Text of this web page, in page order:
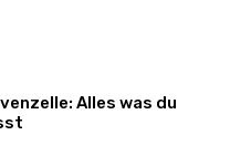
Alles was du